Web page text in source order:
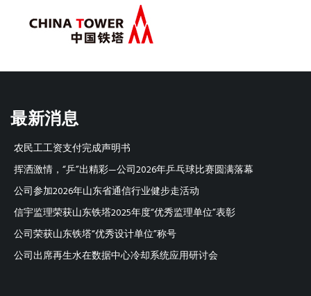
最新消息
农民工工资支付完成声明书
挥洒激情，“乒”出精彩—公司2026年乒乓球比赛圆满落幕
公司参加2026年山东省通信行业健步走活动
信宇监理荣获山东铁塔2025年度“优秀监理单位”表彰
公司荣获山东铁塔“优秀设计单位”称号
公司出席再生水在数据中心冷却系统应用研讨会